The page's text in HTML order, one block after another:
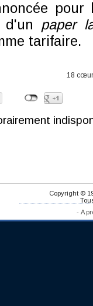
pour
d'un paper
tarifaire.
18
Copyright ©
- A